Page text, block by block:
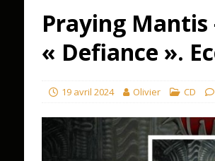
Praying
« Defiance ».
19 avril 2024 Olivier CD